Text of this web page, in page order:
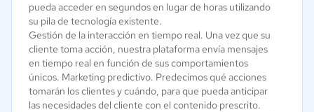
pueda acceder en segundos en lugar de horas utilizando
su pila de tecnología existente.
Gestión de la interacción en tiempo real. Una vez que su
cliente toma acción, nuestra plataforma envía mensajes
en tiempo real en función de sus comportamientos
únicos. Marketing predictivo. Predecimos qué acciones
tomarán los clientes y cuándo, para que pueda anticipar
las necesidades del cliente con el contenido prescrito.